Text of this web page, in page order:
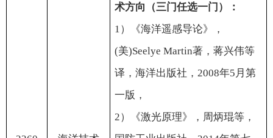
术方向（三门任选一门）：
1 ）《海洋遥感导论》，
(美)Seelye Martin著，蒋兴伟等
译，海洋出版社， 2008年5 月第
一版，
2）《激光原理》，周炳琨等，